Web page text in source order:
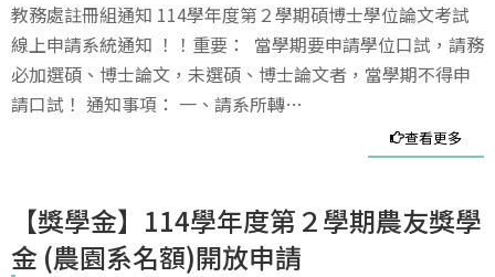
教務處註冊組通知 114學年度第２學期碩博士學位論文考試
線上申請系統通知 ！！重要： 當學期要申請學位口試，請務
必加選碩、博士論文，未選碩、博士論文者，當學期不得申
請口試！ 通知事項： 一、請系所轉…
查看更多
【獎學金】114學年度第２學期農友獎學
金 (農園系名額)開放申請